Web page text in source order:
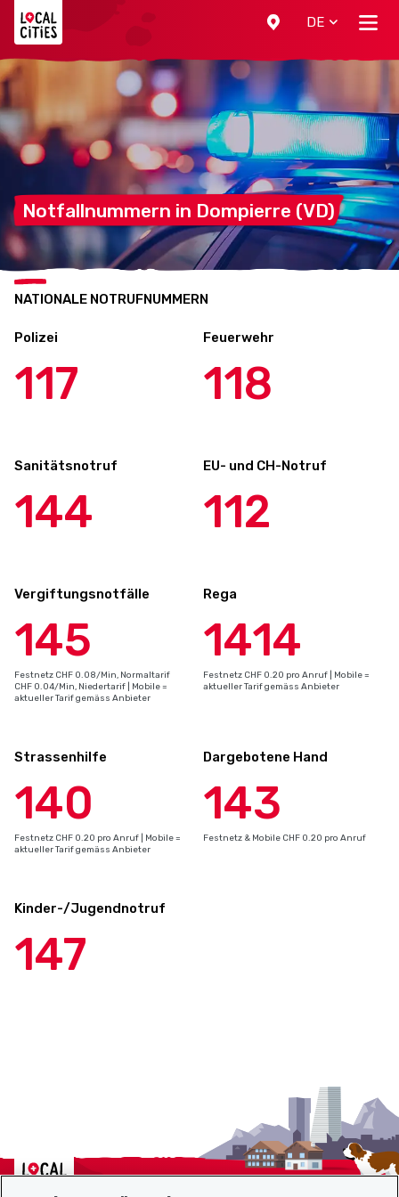
DE
Notfallnummern in Dompierre (VD)
NATIONALE NOTRUFNUMMERN
Polizei
117
Feuerwehr
118
Sanitätsnotruf
144
EU- und CH-Notruf
112
Vergiftungsnotfälle
145
Festnetz CHF 0.08/Min, Normaltarif
CHF 0.04/Min, Niedertarif | Mobile =
aktueller Tarif gemäss Anbieter
Rega
1414
Festnetz CHF 0.20 pro Anruf | Mobile =
aktueller Tarif gemäss Anbieter
Strassenhilfe
140
Festnetz CHF 0.20 pro Anruf | Mobile =
aktueller Tarif gemäss Anbieter
Dargebotene Hand
143
Festnetz & Mobile CHF 0.20 pro Anruf
Kinder-/Jugendnotruf
147
Localcities